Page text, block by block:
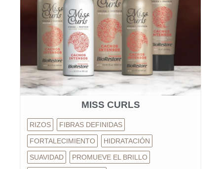
MISS CURLS
RIZOS FIBRAS DEFINIDAS
FORTALECIMIENTO HIDRATACIÓN
SUAVIDAD PROMUEVE EL BRILLO